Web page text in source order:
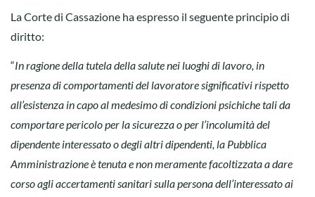
La Corte di Cassazione ha espresso il seguente principio di
diritto:
“In ragione della tutela della salute nei luoghi di lavoro, in
presenza di comportamenti del lavoratore significativi rispetto
all’esistenza in capo al medesimo di condizioni psichiche tali da
comportare pericolo per la sicurezza o per l’incolumità del
dipendente interessato o degli altri dipendenti, la Pubblica
Amministrazione è tenuta e non meramente facoltizzata a dare
corso agli accertamenti sanitari sulla persona dell’interessato ai